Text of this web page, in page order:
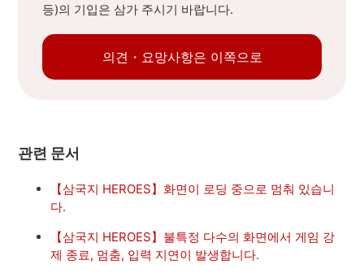
등)의 기입은 삼가 주시기 바랍니다.
의견・요망사항은 이쪽으로
관련 문서
【삼국지 HEROES】화면이 로딩 중으로 멈춰 있습니
다.
【삼국지 HEROES】불특정 다수의 화면에서 게임 강
제 종료, 멈춤, 입력 지연이 발생합니다.